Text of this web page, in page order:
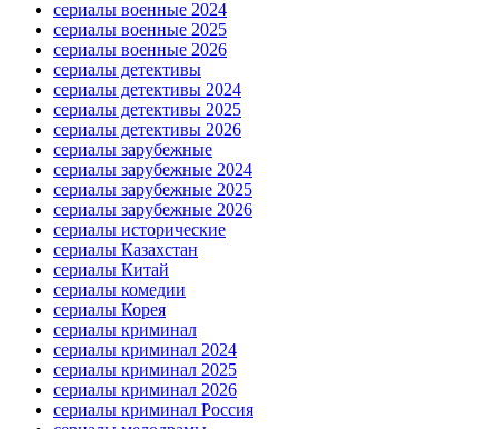
сериалы военные 2024
сериалы военные 2025
сериалы военные 2026
сериалы детективы
сериалы детективы 2024
сериалы детективы 2025
сериалы детективы 2026
сериалы зарубежные
сериалы зарубежные 2024
сериалы зарубежные 2025
сериалы зарубежные 2026
сериалы исторические
сериалы Казахстан
сериалы Китай
сериалы комедии
сериалы Корея
сериалы криминал
сериалы криминал 2024
сериалы криминал 2025
сериалы криминал 2026
сериалы криминал Россия